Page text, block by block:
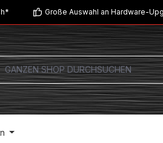
Große Auswahl an Hardware-